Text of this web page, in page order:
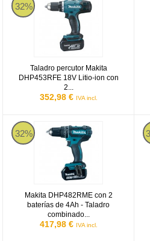
32%
Taladro percutor Makita
DHP453RFE 18V Litio-ion con
2...
352,98 € IVA incl.
32%
Makita DHP482RME con 2
baterías de 4Ah - Taladro
combinado...
417,98 € IVA incl.
Makita DHP482RME con 2